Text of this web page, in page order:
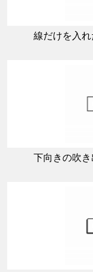
線だけを入
下向きの吹